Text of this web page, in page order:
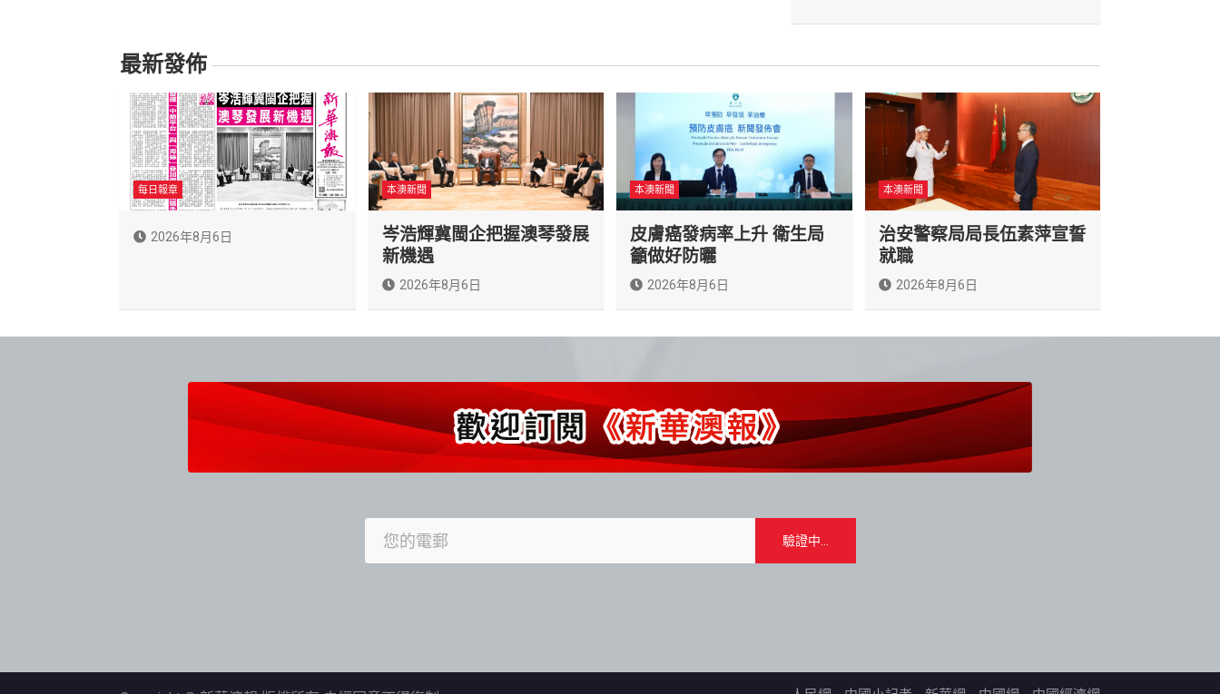
最新發佈
每日報章
2026年8月6日
本澳新聞
岑浩輝冀閩企把握澳琴發展
新機遇
2026年8月6日
本澳新聞
皮膚癌發病率上升 衛生局
籲做好防曬
2026年8月6日
本澳新聞
治安警察局局長伍素萍宣誓
就職
2026年8月6日